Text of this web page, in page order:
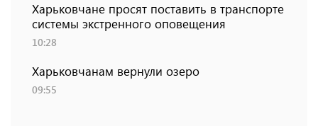
Харьковчане просят поставить в транспорте
системы экстренного оповещения
10:28
Харьковчанам вернули озеро
09:55